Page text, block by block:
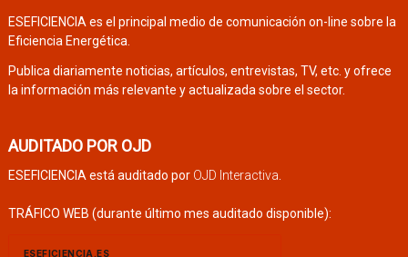
ESEFICIENCIA es el principal medio de comunicación on-line sobre la
Eficiencia Energética.
Publica diariamente noticias, artículos, entrevistas, TV, etc. y ofrece
la información más relevante y actualizada sobre el sector.
AUDITADO POR OJD
ESEFICIENCIA está auditado por OJD Interactiva
TRÁFICO WEB (durante último mes auditado disponible):